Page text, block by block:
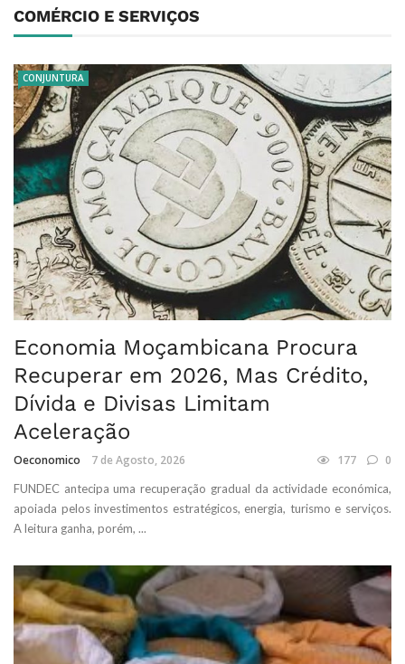
COMÉRCIO E SERVIÇOS
CONJUNTURA
Economia Moçambicana Procura
Recuperar em 2026, Mas Crédito,
Dívida e Divisas Limitam
Aceleração
Oeconomico 7 de Agosto, 2026 177 0
FUNDEC antecipa uma recuperação gradual da actividade económica,
apoiada pelos investimentos estratégicos, energia, turismo e serviços.
A leitura ganha, porém, ...